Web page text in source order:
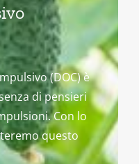
(DOC) è
di pensieri
Con lo
questo